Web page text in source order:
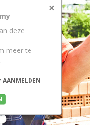
×
deze
meer te
AANMELDEN